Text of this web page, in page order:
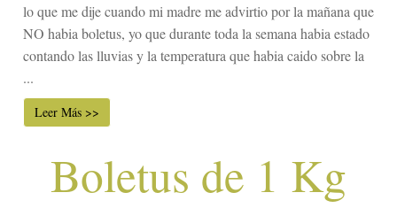
lo que me dije cuando mi madre me advirtio por la mañana que
NO habia boletus, yo que durante toda la semana habia estado
contando las lluvias y la temperatura que habia caido sobre la
...
Leer Más >>
Boletus de 1 Kg